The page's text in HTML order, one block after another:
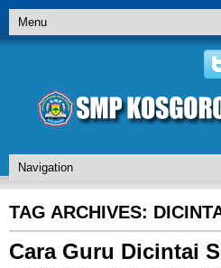
TAG ARCHIVES:
Cara Guru Dicintai